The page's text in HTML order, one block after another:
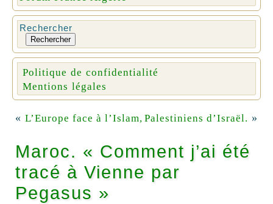
Rechercher
Rechercher
Politique de confidentialité
Mentions légales
« L’Europe face à l’Islam, Palestiniens d’Israël. »
Maroc. « Comment j’ai été
tracé à Vienne par
Pegasus »